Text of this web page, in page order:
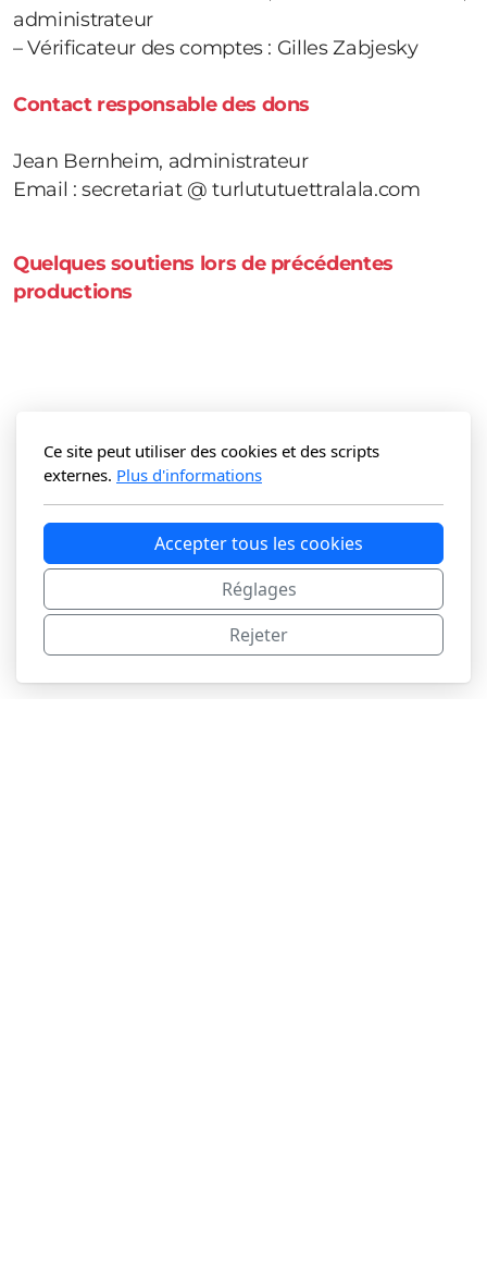
administrateur
– Vérificateur des comptes : Gilles Zabjesky
Contact responsable des dons
Jean Bernheim, administrateur
Email : secretariat @ turlututuettralala.com
Quelques soutiens lors de précédentes
productions
Ce site peut utiliser des cookies et des scripts
externes. Plus d'informations
Accepter tous les cookies
Réglages
Rejeter